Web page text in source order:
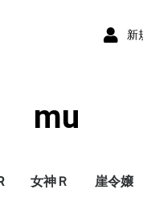
新
mu
女神Ｒ 崖令嬢